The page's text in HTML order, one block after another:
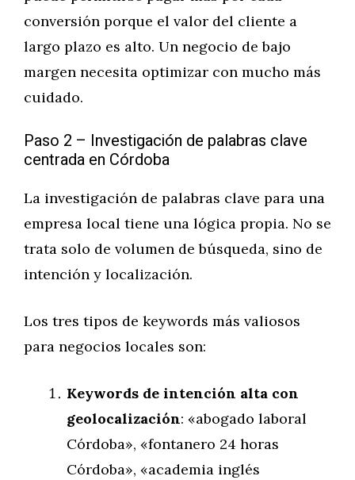
conversión porque el valor del cliente a
largo plazo es alto. Un negocio de bajo
margen necesita optimizar con mucho más
cuidado.
Paso 2 – Investigación de palabras clave
centrada en Córdoba
La investigación de palabras clave para una
empresa local tiene una lógica propia. No se
trata solo de volumen de búsqueda, sino de
intención y localización.
Los tres tipos de keywords más valiosos
para negocios locales son:
Keywords de intención alta con
geolocalización: «abogado laboral
Córdoba», «fontanero 24 horas
Córdoba», «academia inglés